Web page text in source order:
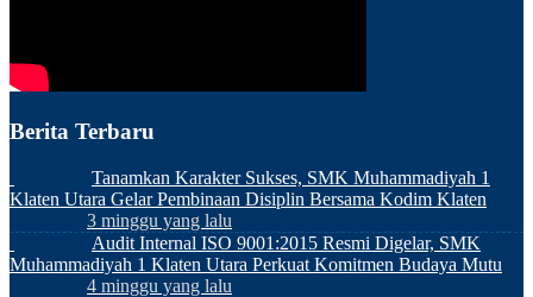
Berita Terbaru
Tanamkan Karakter Sukses, SMK Muhammadiyah 1
Klaten Utara Gelar Pembinaan Disiplin Bersama Kodim Klaten
3 minggu yang lalu
Audit Internal ISO 9001:2015 Resmi Digelar, SMK
Muhammadiyah 1 Klaten Utara Perkuat Komitmen Budaya Mutu
4 minggu yang lalu